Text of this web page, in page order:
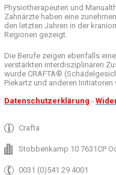
Physiotherapeuten und
Zahnärzte haben eine
den letzten Jahren in der
Regionen gezeigt.
Die Berufe zeigen ebenfalls eine
verstärkten interdisziplinären
wurde CRAFTA® (
Piekartz und anderen Initiatoren
Datenschutzerklärung -
Crafta
Stobbenkamp 10 7631CP
0031 (0)541 29 4001